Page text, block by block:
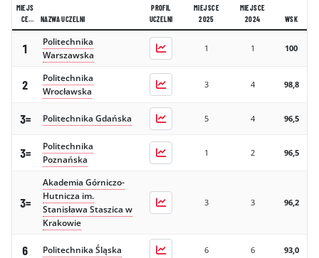
MIEJS
CE
2026
NAZWA UCZELNI
PROFIL
UCZELNI
MIEJSCE
2025
MIEJSCE
2024
WSK
1
Politechnika
Warszawska
1 1 100
2
Politechnika
Wrocławska
3 4 98,8
3= Politechnika Gdańska 5 4 96,5
3=
Politechnika
Poznańska
1 2 96,5
3=
Akademia Górniczo-
Hutnicza im.
Stanisława Staszica w
Krakowie
3 3 96,2
6 Politechnika Śląska 6 6 93,0